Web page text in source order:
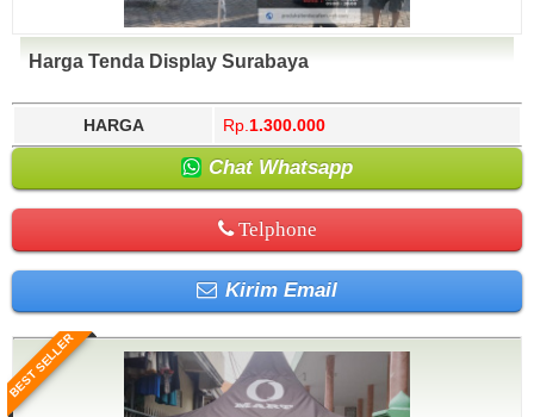
Harga Tenda Display Surabaya
HARGA Rp. 1.300.000
Chat Whatsapp
Telphone
Kirim Email
BEST SELLER